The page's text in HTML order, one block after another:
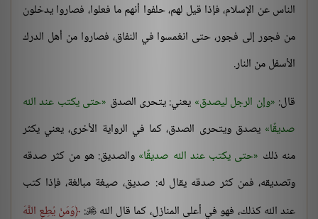
الناس عن الإسلام، فإذا قيل لهم، حلفوا أنهم ما فعلوا، فصاروا يدخلون
من فجور إلى فجور، حتى انغمسوا في النفاق، فصاروا من أهل الدرك
الأسفل من النار.
قال: وإن الرجل ليصدق يعني: يتحرى الصدق حتى يكتب عند الله
صديقًا يصدق ويتحرى الصدق، كما في الرواية الأخرى، يعني يكثر
منه ذلك حتى يكتب عند الله صديقًا والصديق: هو من كثر صدقه
وتصديقه، فمن كثر صدقه يقال له: صديق، صيغة مبالغة، فإذا كتب
عند الله كذلك، فهو في أعلى المنازل، كما قال الله
: وَمَنْ يُطِعِ اللَّهَ